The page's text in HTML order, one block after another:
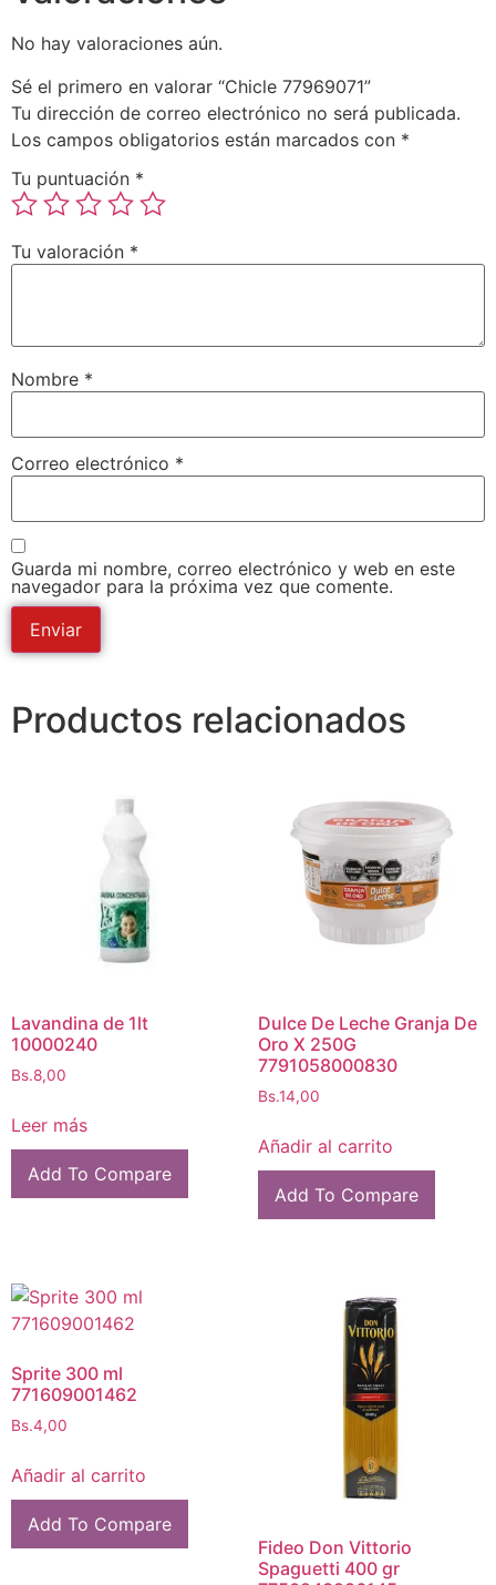
No hay valoraciones aún.
Sé el primero en valorar “Chicle 77969071”
Tu dirección de correo electrónico no será publicada.
Los campos obligatorios están marcados con *
Tu puntuación *
Tu valoración *
Nombre *
Correo electrónico *
Guarda mi nombre, correo electrónico y web en este
navegador para la próxima vez que comente.
Productos relacionados
Lavandina de 1lt
10000240
Bs.8,00
Leer más
Add To Compare
Dulce De Leche Granja De
Oro X 250G
7791058000830
Bs.14,00
Añadir al carrito
Add To Compare
Sprite 300 ml
771609001462
Bs.4,00
Añadir al carrito
Add To Compare
Fideo Don Vittorio
Spaguetti 400 gr